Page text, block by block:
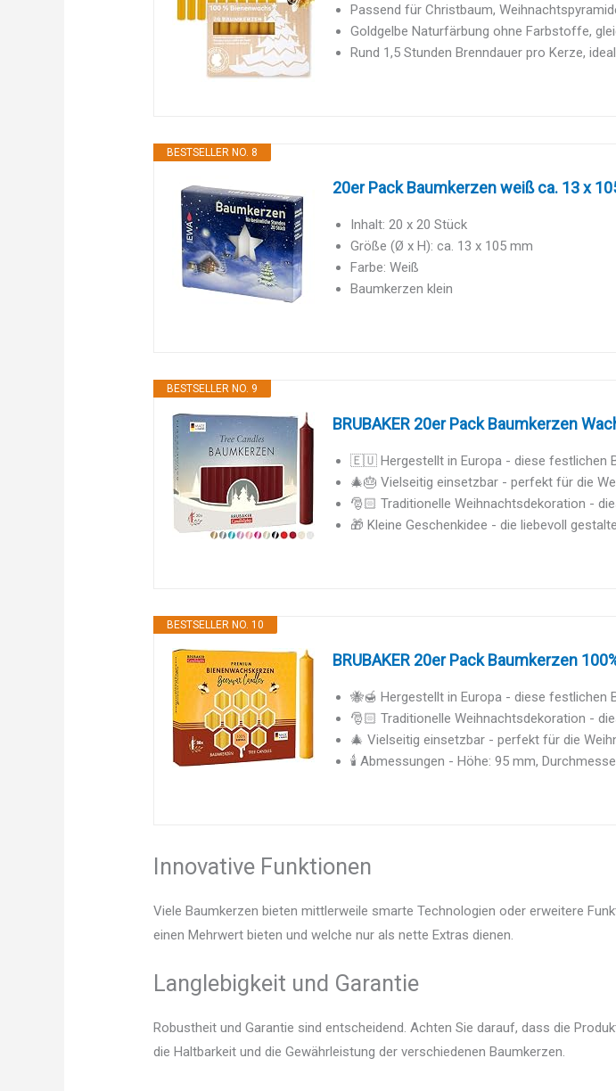
Passend für Christbaum,
Goldgelbe Naturfärbung ohne Farbstoffe,
Rund 1,5 Stunden Brenndauer pro Kerze,
BESTSELLER NO. 8
20er Pack Baumkerzen weiß ca. 13 x
Inhalt: 20 x 20 Stück
Größe (Ø x H): ca. 13 x 105 mm
Farbe: Weiß
Baumkerzen klein
BESTSELLER NO. 9
BRUBAKER 20er Pack Baumkerzen
🇪🇺 Hergestellt in Europa - diese festlichen
🎄🎂 Vielseitig einsetzbar - perfekt für die
🎅🏻 Traditionelle Weihnachtsdekoration -
🎁 Kleine Geschenkidee - die liebevoll
BESTSELLER NO. 10
BRUBAKER 20er Pack Baumkerzen
🐝🍯 Hergestellt in Europa - diese festlichen
🎅🏻 Traditionelle Weihnachtsdekoration -
🎄 Vielseitig einsetzbar - perfekt für die
🕯️ Abmessungen - Höhe: 95 mm,
Innovative Funktionen
Viele Baumkerzen bieten mittlerweile smarte Technologien oder erweitere
einen Mehrwert bieten und welche nur als nette Extras dienen.
Langlebigkeit und Garantie
Robustheit und Garantie sind entscheidend. Achten Sie darauf, dass die
die Haltbarkeit und die Gewährleistung der verschiedenen Baumkerzen.